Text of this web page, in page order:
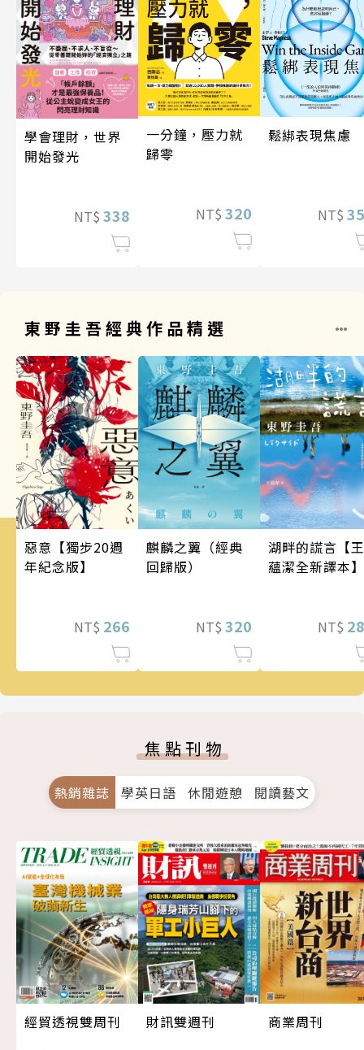
學會理財，世界
開始發光
NT$ 338
一分鐘，壓力就
歸零
NT$ 320
鬆綁表現焦慮
NT$
東野圭吾經典作品精選
惡意【獨步20週
年紀念版】
NT$ 266
麒麟之翼（經典
回歸版）
NT$ 320
湖畔的謊言【王
蘊潔全新譯本】
NT$
焦點刊物
熱銷雜誌 學英日語 休閒遊憩 閱讀藝文
經貿透視雙周刊
財訊雙週刊
商業周刊